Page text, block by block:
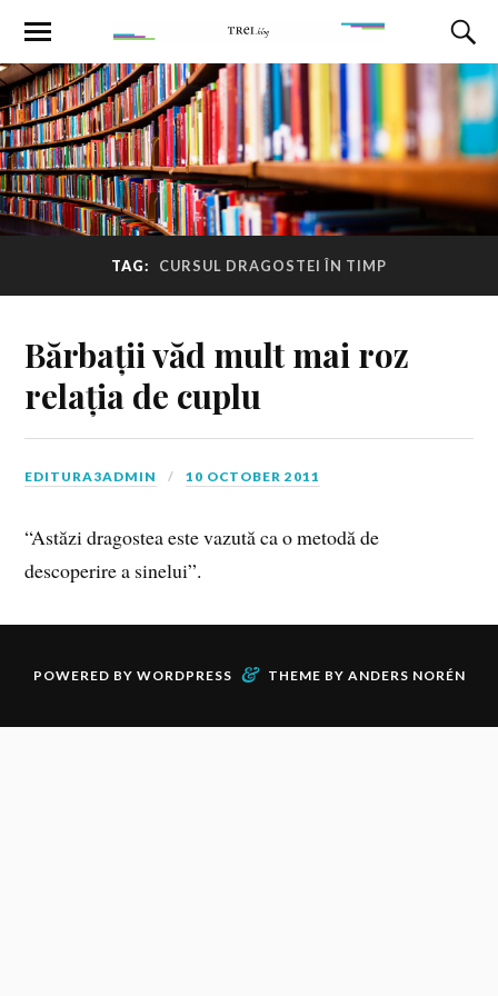
TAG: CURSUL DRAGOSTEI ÎN TIMP
Bărbații văd mult mai roz
relația de cuplu
EDITURA3ADMIN 10 OCTOBER 2011
“Astăzi dragostea este vazută ca o metodă de
descoperire a sinelui”.
POWERED BY WORDPRESS & THEME BY ANDERS NORÉN